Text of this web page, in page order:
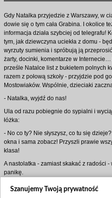
Gdy Natalka przyjedzie z Warszawy, w
dowie się o tym cała Grabina. I okolice
informacja działa szybciej od telegrafu!
tym, jak dziewczyna uciekła z domu -
wyrzuty sumienia i spróbują ją
żarty, docinki, komentarze w
prześle Natalce list z bukietem polnych
razem z połową szkoły - przyjdzie pod
Mostowiaków. Wspólnie, dzieciaki
- Natalka, wyjdź do nas!
Ula od razu pobiegnie do sypialni i
łóżka:
- No co ty? Nie słyszysz, co tu się
okna i sama zobacz! Przyszli prawie
klasa!
A nastolatka - zamiast skakać z radości -
panikę.
- O nie… Nie wyjdę! Powiedz im, że
Powiedz im, żeby sobie poszli… Ja tam
Szanujemy Twoją prywatność